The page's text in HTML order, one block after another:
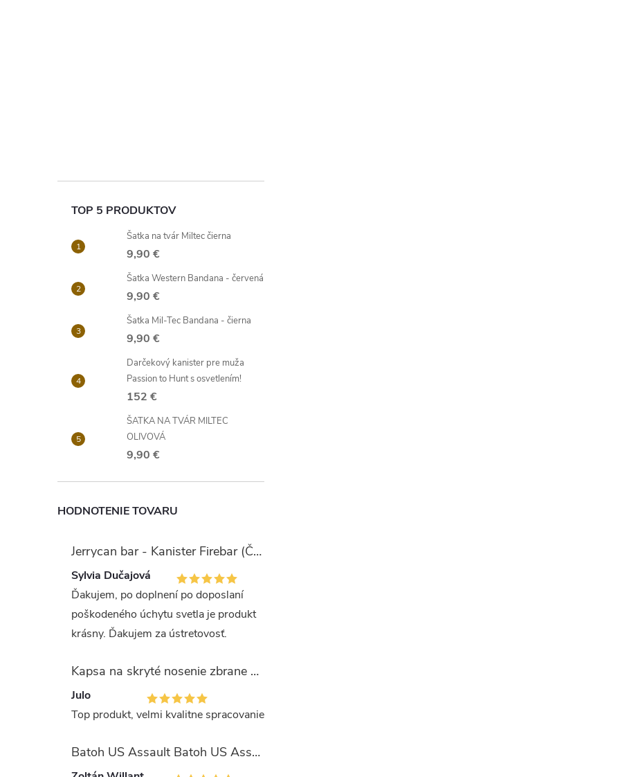
TOP 5 PRODUKTOV
Šatka na tvár Miltec čierna
9,90 €
Šatka Western Bandana - červená
9,90 €
Šatka Mil-Tec Bandana - čierna
9,90 €
Darčekový kanister pre muža
Passion to Hunt s osvetlením!
152 €
ŠATKA NA TVÁR MILTEC
OLIVOVÁ
9,90 €
HODNOTENIE TOVARU
Jerrycan bar - Kanister Firebar (Červený)
Sylvia Dučajová
Ďakujem, po doplnení po doposlaní
poškodeného úchytu svetla je produkt
krásny. Ďakujem za ústretovosť.
Kapsa na skryté nosenie zbrane OLIVA (veľkosť Glock 17/19)
Julo
Top produkt, velmi kvalitne spracovanie
Batoh US Assault Batoh US Assault "LASER CUT" 36l MULTIT.